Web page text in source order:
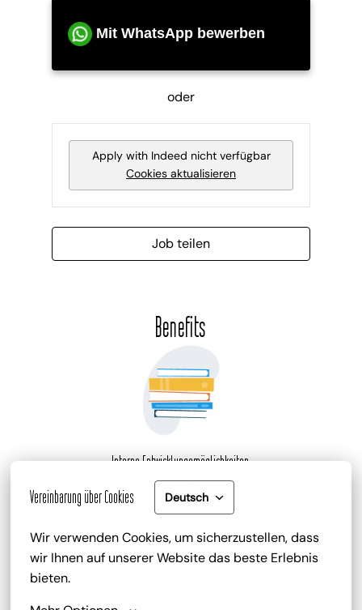
Vereinbarung über Cookies Deutsch
Wir verwenden Cookies, um sicherzustellen, dass
wir Ihnen auf unserer Website das beste Erlebnis
bieten.
Mit WhatsApp bewerben
oder
Apply with Indeed nicht verfügbar
Cookies aktualisieren
Job teilen
Benefits
Interne Entwicklungsmöglichkeiten
wir bieten verschiedene Förderungen für deine
Karriereentwicklung